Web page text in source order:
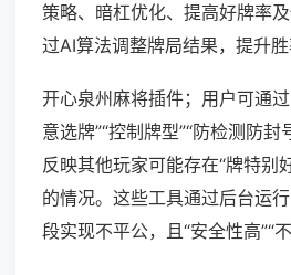
策略、暗杠优化、提高好牌率
过AI算法调整牌局结果，提升胜
开心泉州麻将插件；用户可通
意选牌”“控制牌型”“防检测防封
反映其他玩家可能存在“牌特别
的情况。这些工具通过后台运
段实现不平公，且“安全性高”“不